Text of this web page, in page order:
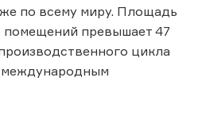
по всему миру. Площадь
помещений превышает 47
цикла
международным